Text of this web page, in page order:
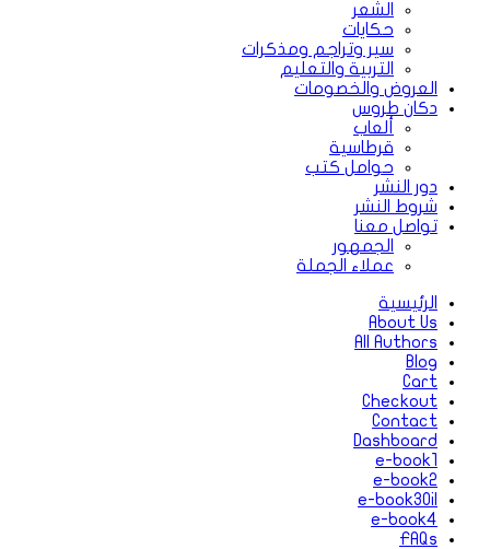
الشعر
حكايات
سير وتراجم ومذكرات
التربية والتعليم
العروض والخصومات
دكان طروس
ألعاب
قرطاسية
حوامل كتب
دور النشر
شروط النشر
تواصل معنا
الجمهور
عملاء الجملة
الرئيسية
About Us
All Authors
Blog
Cart
Checkout
Contact
Dashboard
e-book1
e-book2
e-book3Oil
e-book4
FAQs